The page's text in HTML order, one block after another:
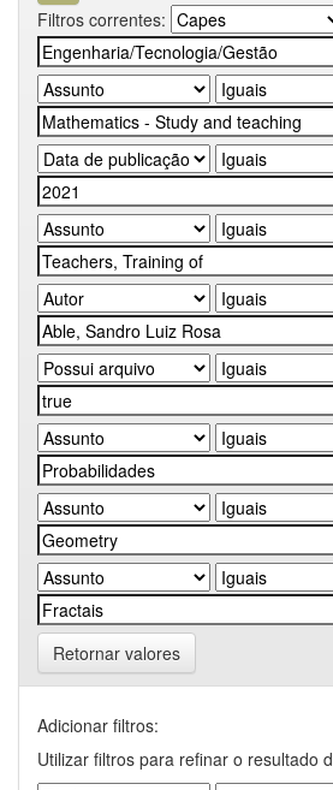
Filtros correntes:
Retornar valores
Adicionar filtros:
Utilizar filtros para refinar o resultado